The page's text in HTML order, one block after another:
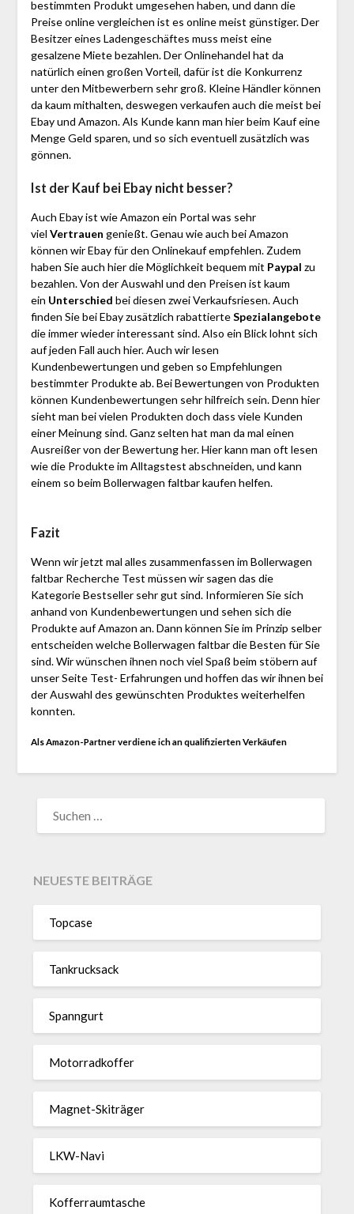
bestimmten Produkt umgesehen haben, und dann die
Preise online vergleichen ist es online meist günstiger. Der
Besitzer eines Ladengeschäftes muss meist eine
gesalzene Miete bezahlen. Der Onlinehandel hat da
natürlich einen großen Vorteil, dafür ist die Konkurrenz
unter den Mitbewerbern sehr groß. Kleine Händler können
da kaum mithalten, deswegen verkaufen auch die meist bei
Ebay und Amazon. Als Kunde kann man hier beim Kauf eine
Menge Geld sparen, und so sich eventuell zusätzlich was
gönnen.
Ist der Kauf bei Ebay nicht besser?
Auch Ebay ist wie Amazon ein Portal was sehr
viel Vertrauen genießt. Genau wie auch bei Amazon
können wir Ebay für den Onlinekauf empfehlen. Zudem
haben Sie auch hier die Möglichkeit bequem mit Paypal zu
bezahlen. Von der Auswahl und den Preisen ist kaum
ein Unterschied bei diesen zwei Verkaufsriesen. Auch
finden Sie bei Ebay zusätzlich rabattierteSpezialangebote
die immer wieder interessant sind. Also ein Blick lohnt sich
auf jeden Fall auch hier. Auch wir lesen
Kundenbewertungen und geben so Empfehlungen
bestimmter Produkte ab. Bei Bewertungen von Produkten
können Kundenbewertungen sehr hilfreich sein. Denn hier
sieht man bei vielen Produkten doch dass viele Kunden
einer Meinung sind. Ganz selten hat man da mal einen
Ausreißer von der Bewertung her. Hier kann man oft lesen
wie die Produkte im Alltagstest abschneiden, und kann
einem so beim Bollerwagen faltbar kaufen helfen.
Fazit
Wenn wir jetzt mal alles zusammenfassen im Bollerwagen
faltbar Recherche Test müssen wir sagen das die
Kategorie Bestseller sehr gut sind. Informieren Sie sich
anhand von Kundenbewertungen und sehen sich die
Produkte auf Amazon an. Dann können Sie im Prinzip selber
entscheiden welche Bollerwagen faltbar die Besten für Sie
sind. Wir wünschen ihnen noch viel Spaß beim stöbern auf
unser Seite Test- Erfahrungen und hoffen das wir ihnen bei
der Auswahl des gewünschten Produktes weiterhelfen
konnten.
Als Amazon-Partner verdiene ich an qualifizierten Verkäufen
NACH:
NEUESTE BEITRÄGE
Topcase
Tan­kruck­sack
Spann­gurt
Motor­rad­koffer
Magnet-Ski­träger
LKW-Navi
Kof­fer­raum­ta­sche